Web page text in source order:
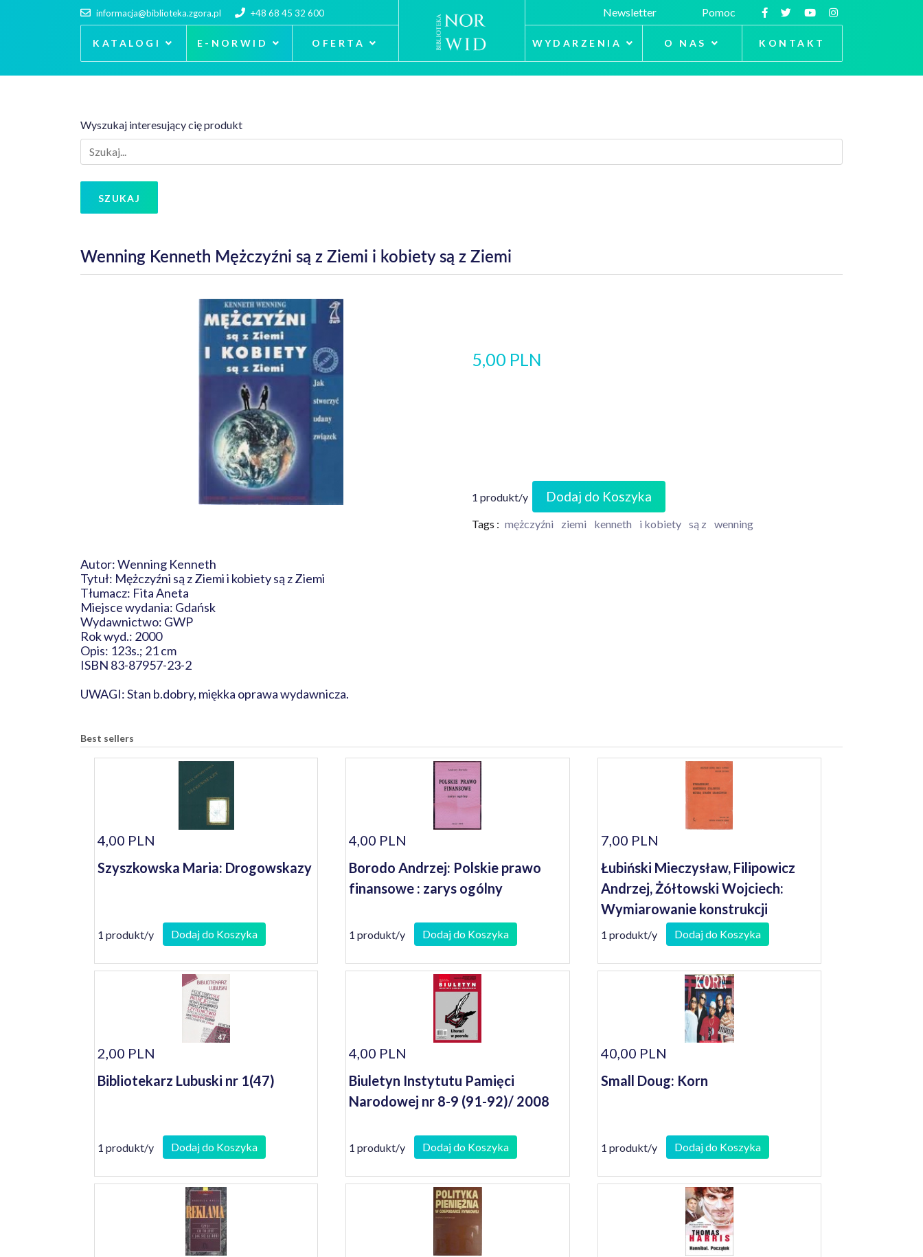
informacja@biblioteka.zgora.pl +48 68 45 32 600
KATALOGI E-NORWID OFERTA
Newsletter Pomoc
WYDARZENIA O NAS KONTAKT
Wyszukaj interesujący cię produkt
SZUKAJ
Wenning Kenneth Mężczyźni są z Ziemi i kobiety są z Ziemi
5,00 PLN
1 produkt/y Dodaj do Koszyka
Tags : mężczyźni ziemi kenneth i kobiety są z wenning
Autor: Wenning Kenneth
Tytuł: Mężczyźni są z Ziemi i kobiety są z Ziemi
Tłumacz: Fita Aneta
Miejsce wydania: Gdańsk
Wydawnictwo: GWP
Rok wyd.: 2000
Opis: 123s.; 21 cm
ISBN 83-87957-23-2
UWAGI: Stan b.dobry, miękka oprawa wydawnicza.
Best sellers
4,00 PLN
Szyszkowska Maria: Drogowskazy
1 produkt/y Dodaj do Koszyka
4,00 PLN
Borodo Andrzej: Polskie prawo
finansowe : zarys ogólny
1 produkt/y Dodaj do Koszyka
7,00 PLN
Łubiński Mieczysław, Filipowicz
Andrzej, Żółtowski Wojciech:
Wymiarowanie konstrukcji
stalowych metodą stanów
granicznych
1 produkt/y Dodaj do Koszyka
2,00 PLN
Bibliotekarz Lubuski nr 1(47)
1 produkt/y Dodaj do Koszyka
4,00 PLN
Biuletyn Instytutu Pamięci
Narodowej nr 8-9 (91-92)/ 2008
1 produkt/y Dodaj do Koszyka
40,00 PLN
Small Doug: Korn
1 produkt/y Dodaj do Koszyka